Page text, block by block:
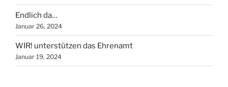
Endlich da…
Januar 26, 2024
WIR! unterstützen das Ehrenamt
Januar 19, 2024